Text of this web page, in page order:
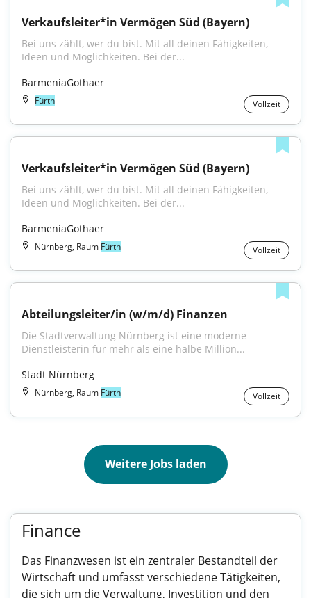
Verkaufsleiter*in Vermögen Süd (Bayern)
Bei uns zählt, wer du bist. Mit all deinen Fähigkeiten,
Ideen und Möglichkeiten. Bei der...
BarmeniaGothaer
Fürth Vollzeit
Verkaufsleiter*in Vermögen Süd (Bayern)
Bei uns zählt, wer du bist. Mit all deinen Fähigkeiten,
Ideen und Möglichkeiten. Bei der...
BarmeniaGothaer
Nürnberg, Raum Fürth Vollzeit
Abteilungsleiter/in (w/m/d) Finanzen
Die Stadtverwaltung Nürnberg ist eine moderne
Dienstleisterin für mehr als eine halbe Million...
Stadt Nürnberg
Nürnberg, Raum Fürth Vollzeit
Weitere Jobs laden
Finance
Das Finanzwesen ist ein zentraler Bestandteil der
Wirtschaft und umfasst verschiedene Tätigkeiten,
die sich um die Verwaltung, Investition und den